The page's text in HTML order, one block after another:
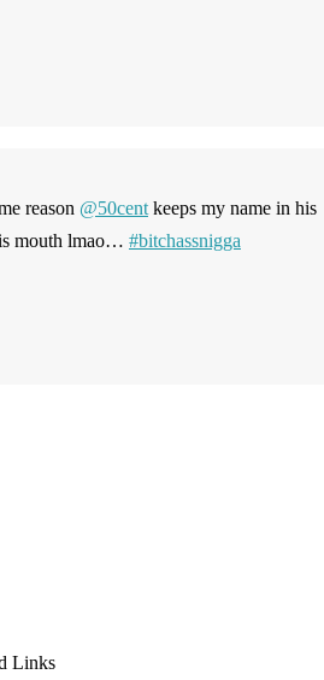
reason @50cent keeps my name in his
mouth lmao… #bitchassnigga
Links